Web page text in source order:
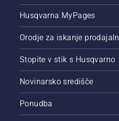
Husqvarna MyPages
Orodje za iskanje prodajaln
Stopite v stik s Husqvarno
Novinarsko središče
Ponudba